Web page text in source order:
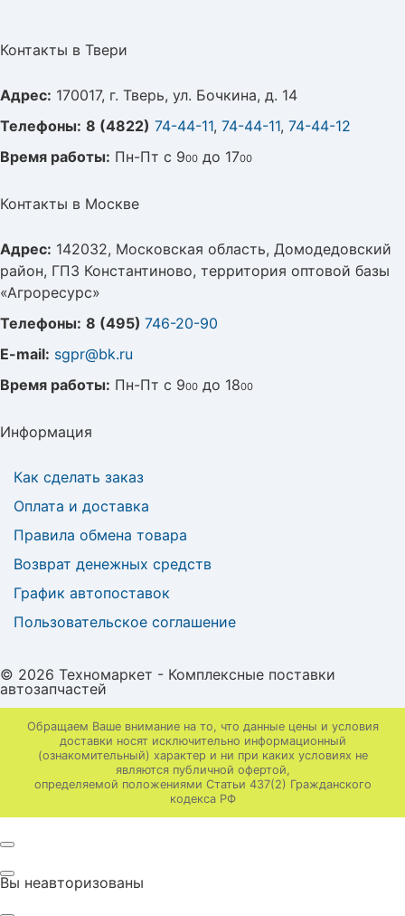
Контакты в Твери
Адрес: 170017, г. Тверь, ул. Бочкина, д. 14
Телефоны: 8 (4822) 74-44-11, 74-44-11, 74-44-12
Время работы: Пн-Пт с 900 до 1700
Контакты в Москве
Адрес: 142032, Московская область, Домодедовский
район, ГПЗ Константиново, территория оптовой базы
«Агроресурс»
Телефоны: 8 (495) 746-20-90
E-mail: sgpr@bk.ru
Время работы: Пн-Пт с 900 до 1800
Информация
Как сделать заказ
Оплата и доставка
Правила обмена товара
Возврат денежных средств
График автопоставок
Пользовательское соглашение
© 2026 Техномаркет - Комплексные поставки
автозапчастей
Обращаем Ваше внимание на то, что данные цены и условия
доставки носят исключительно информационный
(ознакомительный) характер и ни при каких условиях не
являются публичной офертой,
определяемой положениями Статьи 437(2) Гражданского
кодекса РФ
Вы неавторизованы